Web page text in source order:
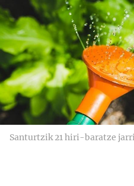
Santurtzik 21 hiri-baratze